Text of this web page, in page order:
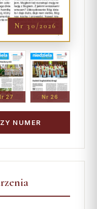
Nr 30/2026
27 Nr 26
NUMER